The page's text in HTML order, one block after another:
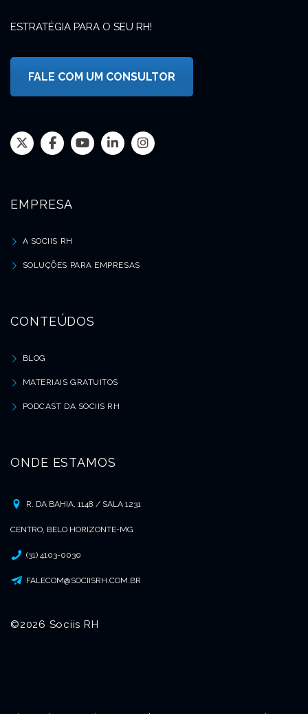
ESTRATÉGIA PARA O SEU RH!
FALE COM UM CONSULTOR
EMPRESA
A SOCIIS RH
SOLUÇÕES PARA EMPRESAS
CONTEÚDOS
BLOG
MATERIAIS GRATUITOS
PODCAST DA SOCIIS RH
ONDE ESTAMOS
R. DA BAHIA, 1148 / SALA 1231
CENTRO, BELO HORIZONTE-MG
(31) 4103-0030
FALECOM@SOCIISRH.COM.BR
©2026 Sociis RH